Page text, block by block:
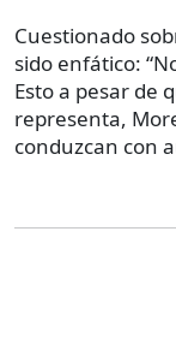
Cuestionado
sido enfático:
Esto a pesar de
representa,
conduzcan con